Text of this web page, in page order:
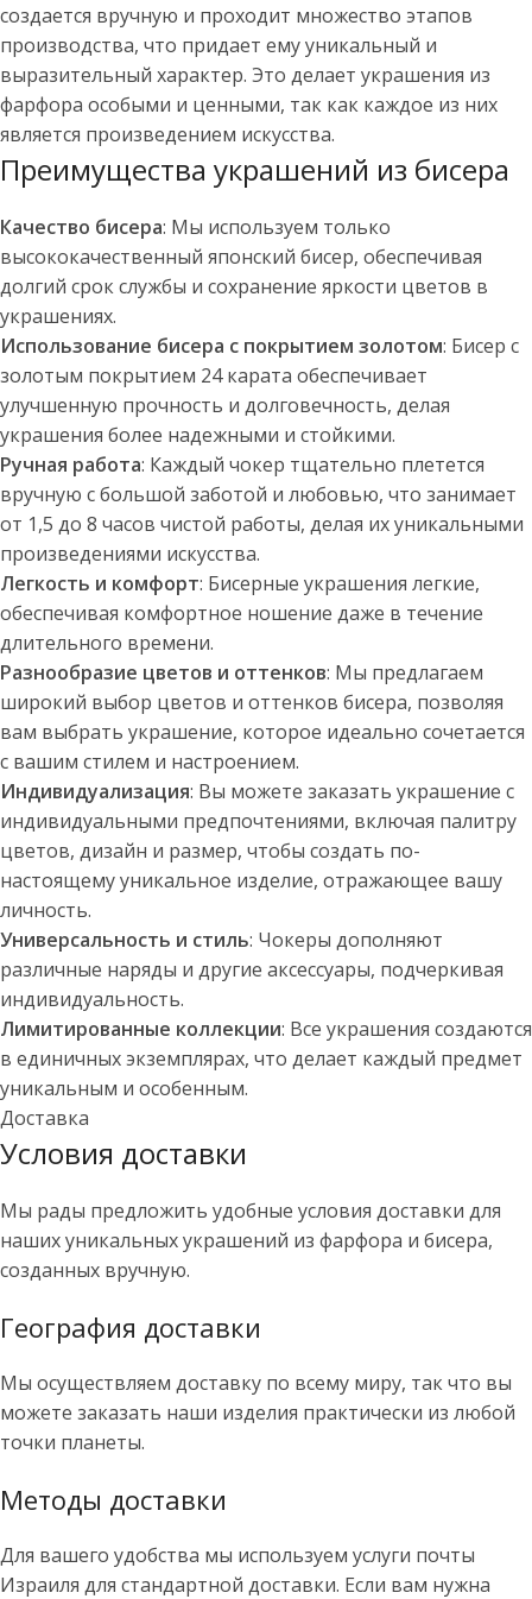
создается вручную и проходит множество этапов
производства, что придает ему уникальный и
выразительный характер. Это делает украшения из
фарфора особыми и ценными, так как каждое из них
является произведением искусства.
Преимущества украшений из бисера
Качество бисера: Мы используем только
высококачественный японский бисер, обеспечивая
долгий срок службы и сохранение яркости цветов в
украшениях.
Использование бисера с покрытием золотом: Бисер с
золотым покрытием 24 карата обеспечивает
улучшенную прочность и долговечность, делая
украшения более надежными и стойкими.
Ручная работа: Каждый чокер тщательно плетется
вручную с большой заботой и любовью, что занимает
от 1,5 до 8 часов чистой работы, делая их уникальными
произведениями искусства.
Легкость и комфорт: Бисерные украшения легкие,
обеспечивая комфортное ношение даже в течение
длительного времени.
Разнообразие цветов и оттенков: Мы предлагаем
широкий выбор цветов и оттенков бисера, позволяя
вам выбрать украшение, которое идеально сочетается
с вашим стилем и настроением.
Индивидуализация: Вы можете заказать украшение с
индивидуальными предпочтениями, включая палитру
цветов, дизайн и размер, чтобы создать по-
настоящему уникальное изделие, отражающее вашу
личность.
Универсальность и стиль: Чокеры дополняют
различные наряды и другие аксессуары, подчеркивая
индивидуальность.
Лимитированные коллекции: Все украшения создаются
в единичных экземплярах, что делает каждый предмет
уникальным и особенным.
Доставка
Условия доставки
Мы рады предложить удобные условия доставки для
наших уникальных украшений из фарфора и бисера,
созданных вручную.
География доставки
Мы осуществляем доставку по всему миру, так что вы
можете заказать наши изделия практически из любой
точки планеты.
Методы доставки
Для вашего удобства мы используем услуги почты
Израиля для стандартной доставки. Если вам нужна